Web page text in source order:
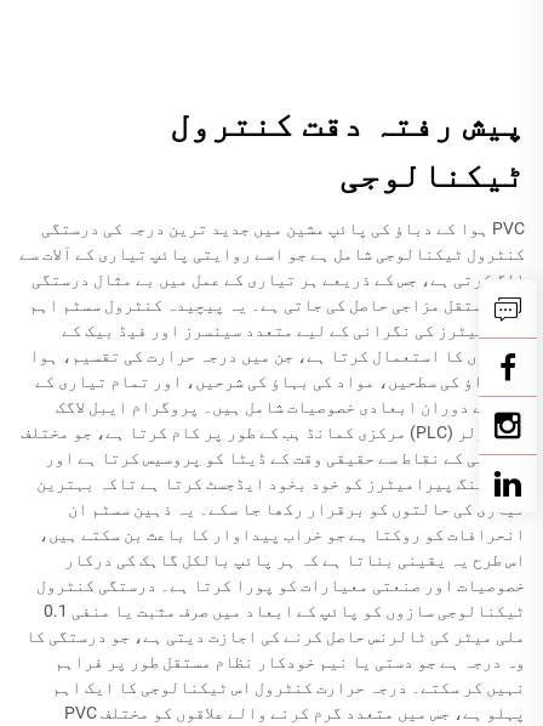
پیش رفتہ دقت کنترول
ٹیکنالوجی
PVC ہوا کے دباؤ کی پائپ مشین میں جدید ترین درجہ کی درستگی
کنٹرول ٹیکنالوجی شامل ہے جو اسے روایتی پائپ تیاری کے آلات سے
الگ کرتی ہے، جس کے ذریعے ہر تیاری کے عمل میں بے مثال درستگی
اور مستقل مزاجی حاصل کی جاتی ہے۔ یہ پیچیدہ کنٹرول سسٹم اہم
پیرامیٹرز کی نگرانی کے لیے متعدد سینسرز اور فیڈ بیک کے
طریقوں کا استعمال کرتا ہے، جن میں درجہ حرارت کی تقسیم، ہوا
کے دباؤ کی سطحیں، مواد کی بہاؤ کی شرحیں، اور تمام تیاری کے
عمل کے دوران ابعادی خصوصیات شامل ہیں۔ پروگرام ایبل لاگک
کنٹرولر (PLC) مرکزی کمانڈ ہب کے طور پر کام کرتا ہے، جو مختلف
نگرانی کے نقاط سے حقیقی وقت کے ڈیٹا کو پروسیس کرتا ہے اور
آپریٹنگ پیرامیٹرز کو خود بخود ایڈجسٹ کرتا ہے تاکہ بہترین
تیاری کی حالتوں کو برقرار رکھا جا سکے۔ یہ ذہین سسٹم ان
انحرافات کو روکتا ہے جو خراب پیداوار کا باعث بن سکتے ہیں،
اس طرح یہ یقینی بناتا ہے کہ ہر پائپ بالکل گاہک کی درکار
خصوصیات اور صنعتی معیارات کو پورا کرتا ہے۔ درستگی کنٹرول
ٹیکنالوجی سازوں کو پائپ کے ابعاد میں صرف مثبت یا منفی 0.1
ملی میٹر کی ٹالرنس حاصل کرنے کی اجازت دیتی ہے، جو درستگی کا
وہ درجہ ہے جو دستی یا نیم خودکار نظام مستقل طور پر فراہم
نہیں کر سکتے۔ درجہ حرارت کنٹرول اس ٹیکنالوجی کا ایک اہم
پہلو ہے، جس میں متعدد گرم کرنے والے علاقوں کو مختلف PVC